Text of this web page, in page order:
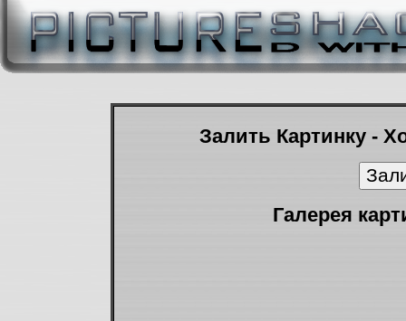
Залить Картинку -
Галерея